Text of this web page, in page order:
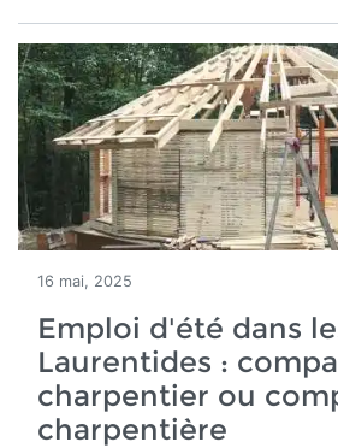
16 mai, 2025
Emploi d'été dans
Laurentides :
charpentier ou
charpentière